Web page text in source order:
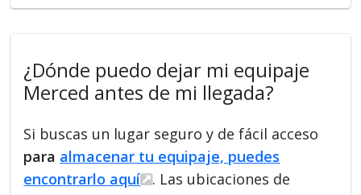
¿Dónde puedo dejar mi equipaje
Merced antes de mi llegada?
Si buscas un lugar seguro y de fácil acceso
para almacenar tu equipaje, puedes
encontrarlo aquí
. Las ubicaciones de